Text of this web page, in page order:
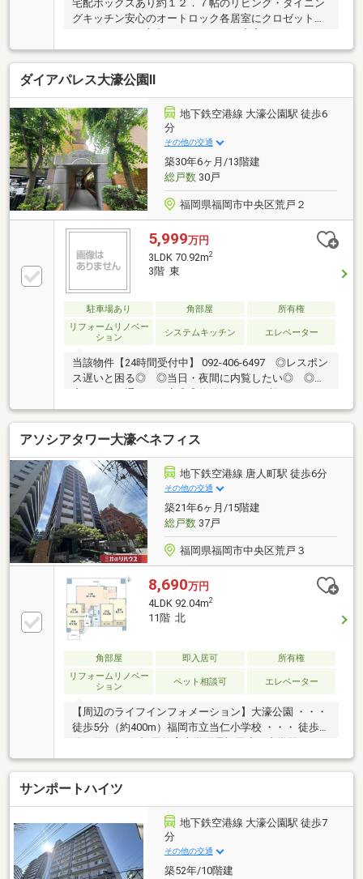
宅配ボックスあり約１２．７帖のリビング・ダイニン
グキッチン安心のオートロック各居室にクロゼットあ
（２０２６年４月完成）・システムキッチン交換・
ユニットバス交換・洗面化粧台交換 ・トイレ交換・全
フローリング張替 ・建具交換・全クロス貼
替 ・洗濯機用防水パン交換 ・・・等
ダイアパレス大濠公園Ⅱ
地下鉄空港線 大濠公園駅 徒歩6
分
その他の交通
築30年6ヶ月/13階建
総戸数30戸
福岡県福岡市中央区荒戸２
5,999万円
3LDK 70.92m2
3階 東
駐車場あり 角部屋
所有権
リフォームリノベー
ション
システムキッチン エレベーター
当該物件【24時間受付中】 092-406-6497 ◎レスポン
ス遅いと困る◎ ◎当日・夜間に内覧したい◎ ◎住
ばいい？◎小さなことからなんでも・いつでも♪〇長
期修繕計画、有り♪〇大規模修繕工事、2028年頃を予
定♪〇天神エリアへ好アクセス、駐車場空有♪〇新耐震
基準・住宅ローン控除利用可♪〇リフォーム中でもご
内覧承ります♪【教育】◆当仁小学校：徒歩5分◆当仁
中学校：徒歩20分【暮らし】◆マックスバリュエクス
プレス港町店：徒歩7分◆ローソン福岡荒戸二丁目
店：徒歩1分◆ドラッグイレブン荒戸店：徒歩4分
アソシアタワー大濠ベネフィス
地下鉄空港線 唐人町駅 徒歩6分
その他の交通
築21年6ヶ月/15階建
総戸数37戸
福岡県福岡市中央区荒戸３
8,690万円
4LDK 92.04m2
11階 北
角部屋 即入居可
所有権
リフォームリノベー
ション
ペット相談可 エレベーター
【周辺のライフインフォメーション】大濠公園 ・・・
徒歩5分（約400m）福岡市立当仁小学校 ・・・ 徒歩3
・・・ 徒歩7分（約550m）【大濠公園まで徒歩6分】
中央区荒戸の特等席。11階・92㎡超のゆとりある
4LDKで、贅沢な博多ライフを。【令和8年6月完成フル
リノベーション物件】・システムキッチン交換（トク
ラス製）美しい輝きとお手入れのしやすさが魅力の人
造大理石カウンターを採用。忙しい毎日の味方、食器
洗い乾燥機も標準装備しています。・ユニットバス交
換（積水ホームテクノ製）
サンポートハイツ
地下鉄空港線 大濠公園駅 徒歩7
分
その他の交通
築52年/10階建